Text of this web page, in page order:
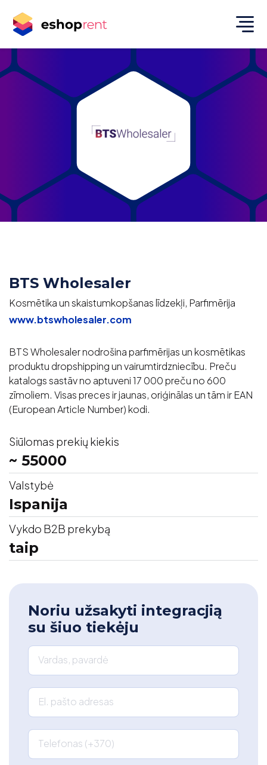
BTS Wholesaler
Kosmētika un skaistumkopšanas līdzekļi, Parfimērija
www.btswholesaler.com
BTS Wholesaler nodrošina parfimērijas un kosmētikas
produktu dropshipping un vairumtirdzniecību. Preču
katalogs sastāv no aptuveni 17 000 preču no 600
zīmoliem. Visas preces ir jaunas, oriģinālas un tām ir EAN
(European Article Number) kodi.
Siūlomas prekių kiekis
~ 55000
Valstybė
Ispanija
Vykdo B2B prekybą
taip
Noriu užsakyti integracjią
su šiuo tiekėju
Vardas, pavardė
El. pašto adresas
Telefonas (+370)